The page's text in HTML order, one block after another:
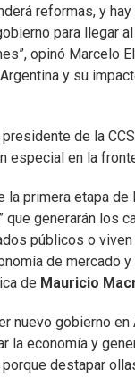
reformas, y
para llegar
opinó Marcelo
y su
presidente de la
especial en la
la primera etapa
que generarán los
públicos o
de mercado
de Mauricio
nuevo gobierno
la economía y
destapar